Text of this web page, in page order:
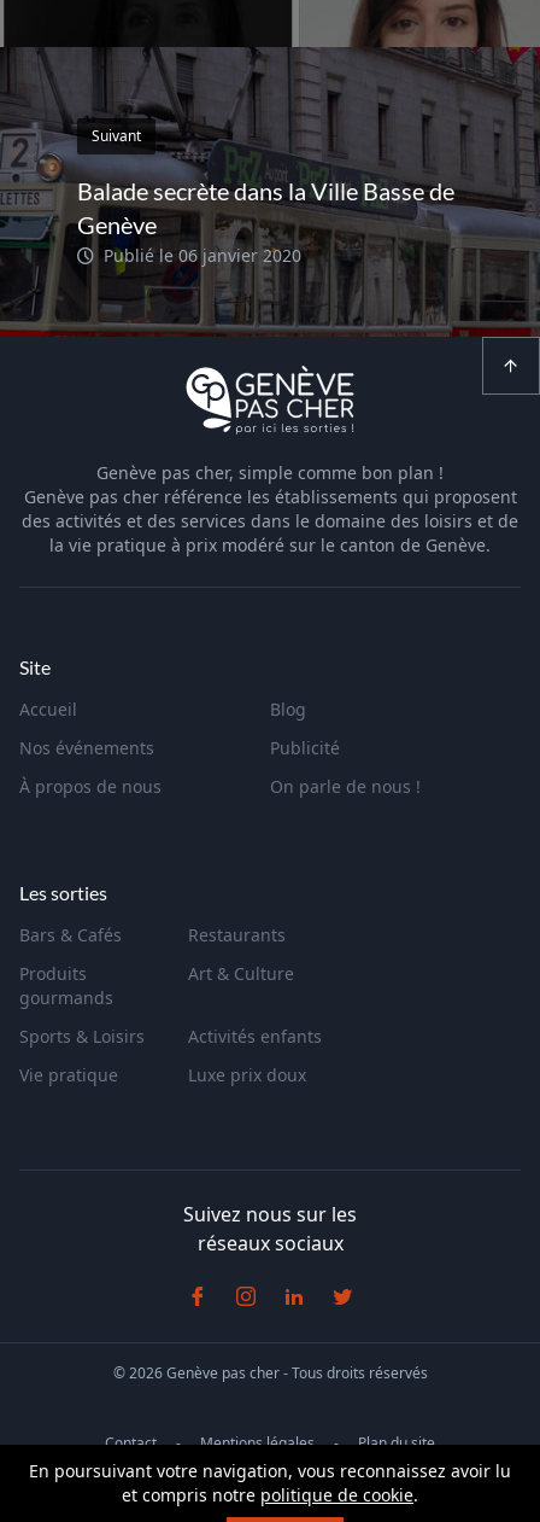
Suivant
Balade secrète dans la Ville Basse de
Genève
Publié le 06 janvier 2020
Genève pas cher, simple comme bon plan !
Genève pas cher référence les établissements qui proposent
des activités et des services dans le domaine des loisirs et de
la vie pratique à prix modéré sur le canton de Genève.
Site
Accueil
Blog
Nos événements
Publicité
À propos de nous
On parle de nous !
Les sorties
Bars & Cafés
Restaurants
Produits
gourmands
Art & Culture
Sports & Loisirs
Activités enfants
Vie pratique
Luxe prix doux
Suivez nous sur les
réseaux sociaux
© 2026 Genève pas cher - Tous droits réservés
Contact Mentions légales
Plan du site
Conditions générales de vente
En poursuivant votre navigation, vous reconnaissez avoir lu
et compris notre politique de cookie.